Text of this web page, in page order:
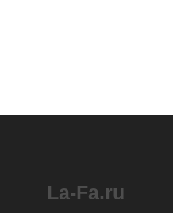
La-Fa.ru